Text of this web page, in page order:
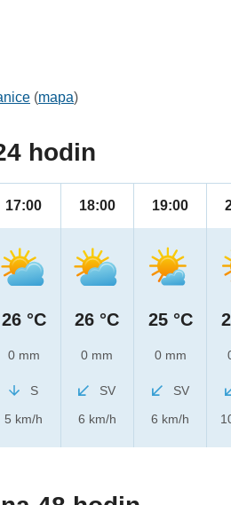
(mapa)
hodin
17:00
26 °C
0 mm
S
5 km/h
18:00
26 °C
0 mm
SV
6 km/h
19:00
25 °C
0 mm
SV
6 km/h